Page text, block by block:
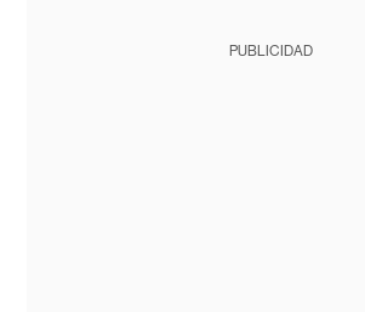
PUBLICIDAD